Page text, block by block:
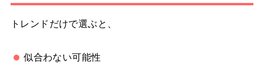
トレンドだけで選ぶと、
似合わない可能性